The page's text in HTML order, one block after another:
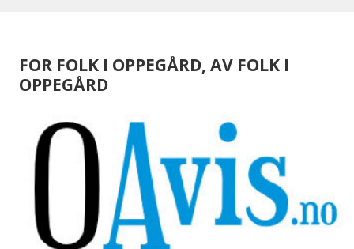
FOR FOLK I OPPEGÅRD, AV FOLK I
OPPEGÅRD